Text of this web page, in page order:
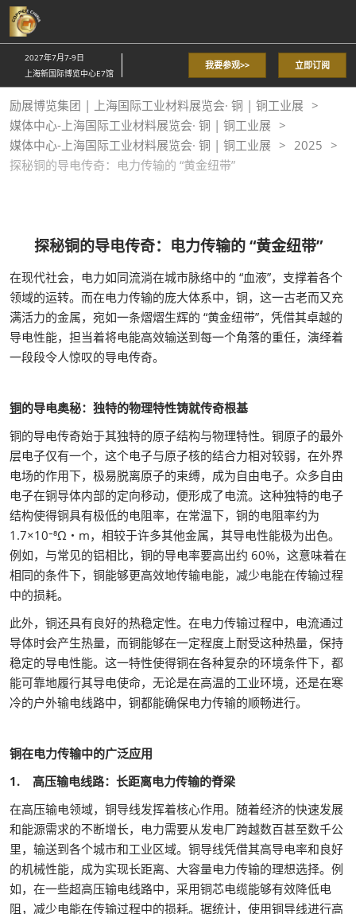
直
接
跳
至
内
容
2027年7月7-9日
上海新国际博览中心E7馆
我要参观>> 立即订阅
励展博览集团 | 上海国际工业材料展览会· 铜 | 铜工业展
媒体中心-上海国际工业材料展览会· 铜 | 铜工业展
媒体中心-上海国际工业材料展览会· 铜 | 铜工业展
2025
探秘铜的导电传奇：电力传输的 “黄金纽带”
探秘铜的导电传奇：电力传输的 “黄金纽带”
在现代社会，电力如同流淌在城市脉络中的 “血液”，支撑着各个
领域的运转。而在电力传输的庞大体系中，铜，这一古老而又充
满活力的金属，宛如一条熠熠生辉的 “黄金纽带”，凭借其卓越的
导电性能，担当着将电能高效输送到每一个角落的重任，演绎着
一段段令人惊叹的导电传奇。
铜的导电奥秘：独特的物理特性铸就传奇根基
铜的导电传奇始于其独特的原子结构与物理特性。铜原子的最外
层电子仅有一个，这个电子与原子核的结合力相对较弱，在外界
电场的作用下，极易脱离原子的束缚，成为自由电子。众多自由
电子在铜导体内部的定向移动，便形成了电流。这种独特的电子
结构使得铜具有极低的电阻率，在常温下，铜的电阻率约为
1.7×10⁻⁸Ω・m，相较于许多其他金属，其导电性能极为出色。
例如，与常见的铝相比，铜的导电率要高出约 60%，这意味着在
相同的条件下，铜能够更高效地传输电能，减少电能在传输过程
中的损耗。
此外，铜还具有良好的热稳定性。在电力传输过程中，电流通过
导体时会产生热量，而铜能够在一定程度上耐受这种热量，保持
稳定的导电性能。这一特性使得铜在各种复杂的环境条件下，都
能可靠地履行其导电使命，无论是在高温的工业环境，还是在寒
冷的户外输电线路中，铜都能确保电力传输的顺畅进行。
铜在电力传输中的广泛应用
1. 高压输电线路：长距离电力传输的脊梁
在高压输电领域，铜导线发挥着核心作用。随着经济的快速发展
和能源需求的不断增长，电力需要从发电厂跨越数百甚至数千公
里，输送到各个城市和工业区域。铜导线凭借其高导电率和良好
的机械性能，成为实现长距离、大容量电力传输的理想选择。例
如，在一些超高压输电线路中，采用铜芯电缆能够有效降低电
阻，减少电能在传输过程中的损耗。据统计，使用铜导线进行高